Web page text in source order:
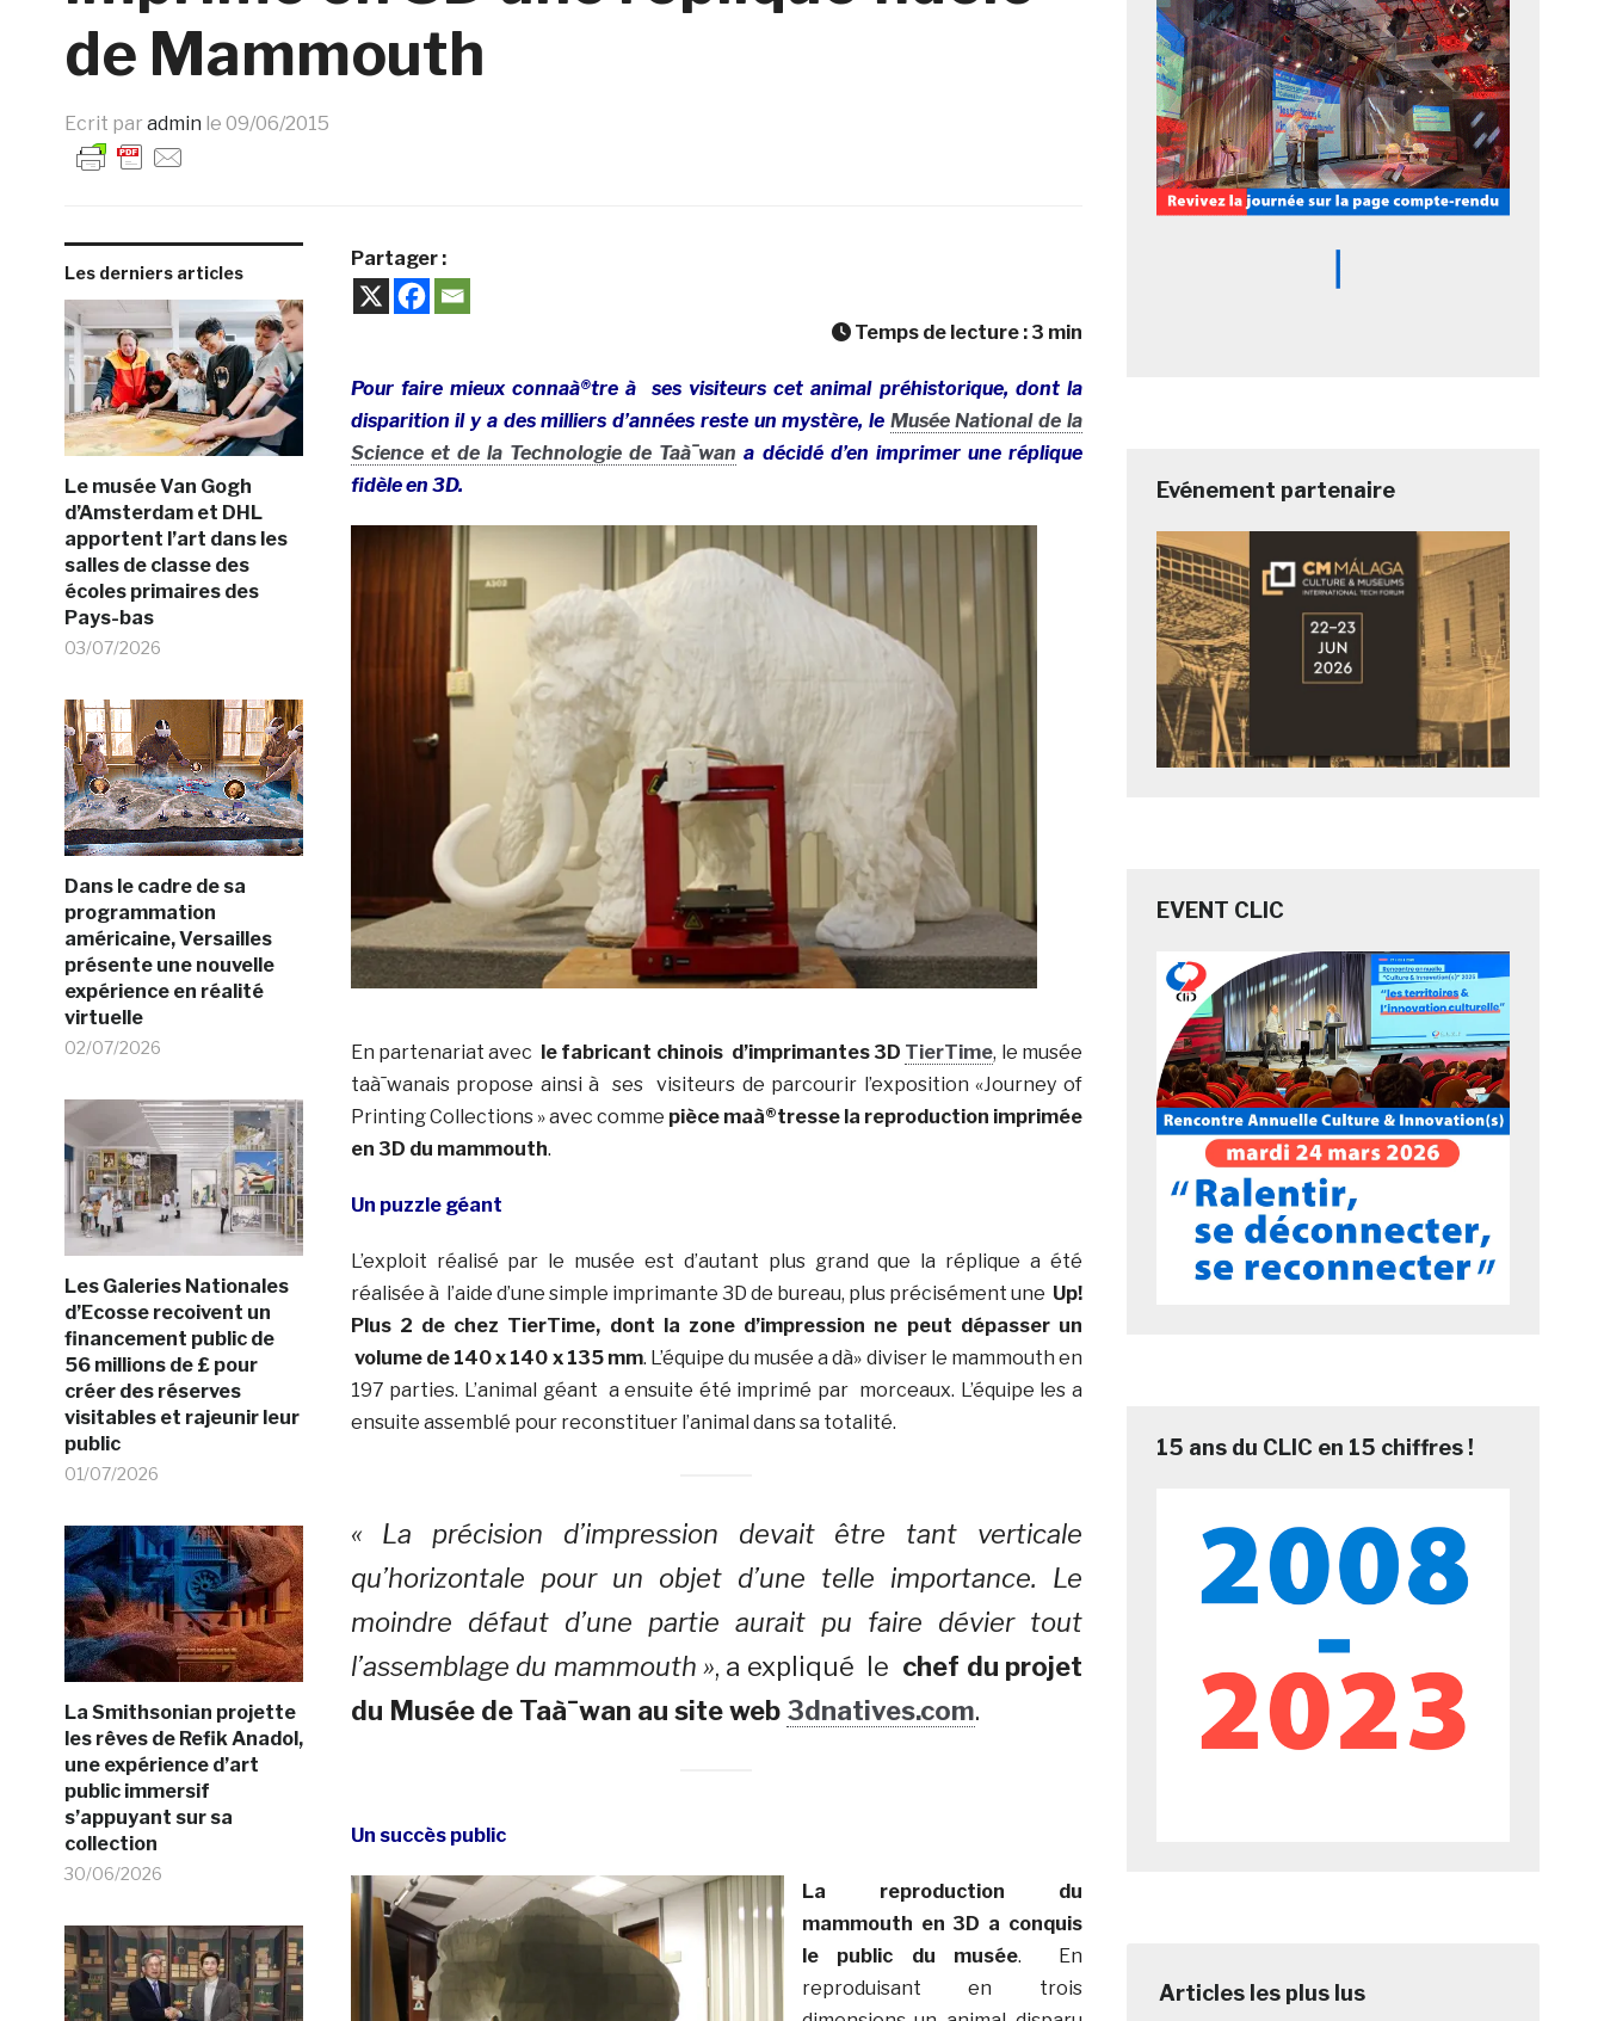
de Mammouth
Ecrit par admin le 09/06/2015
Les derniers articles
Le musée Van Gogh
d’Amsterdam et DHL
apportent l’art dans les
salles de classe des
écoles primaires des
Pays-bas
03/07/2026
Dans le cadre de sa
programmation
américaine, Versailles
présente une nouvelle
expérience en réalité
virtuelle
02/07/2026
Les Galeries Nationales
d’Ecosse recoivent un
financement public de
56 millions de £ pour
créer des réserves
visitables et rajeunir leur
public
01/07/2026
La Smithsonian projette
les rêves de Refik Anadol,
une expérience d’art
public immersif
s’appuyant sur sa
collection
30/06/2026
Partager :
Temps de lecture : 3 min
Pour faire mieux connaà®tre à ses visiteurs cet animal préhistorique, dont la
disparition il y a des milliers d’années reste un mystère, le Musée National de la
Science et de la Technologie de Taà¯wan a décidé d’en imprimer une réplique
fidèle en 3D.
En partenariat avec le fabricant chinois d’imprimantes 3D TierTime, le musée
taà¯wanais propose ainsi à ses visiteurs de parcourir l’exposition «Journey of
Printing Collections » avec comme pièce maà®tresse la reproduction imprimée
en 3D du mammouth.
Un puzzle géant
L’exploit réalisé par le musée est d’autant plus grand que la réplique a été
réalisée à l’aide d’une simple imprimante 3D de bureau, plus précisément une Up!
Plus 2 de chez TierTime, dont la zone d’impression ne peut dépasser un
volume de 140 x 140 x 135 mm. L’équipe du musée a dà» diviser le mammouth en
197 parties. L’animal géant a ensuite été imprimé par morceaux. L’équipe les a
ensuite assemblé pour reconstituer l’animal dans sa totalité.
« La précision d’impression devait être tant verticale
qu’horizontale pour un objet d’une telle importance. Le
moindre défaut d’une partie aurait pu faire dévier tout
l’assemblage du mammouth », a expliqué le chef du projet
du Musée de Taà¯wan au site web 3dnatives.com.
Un succès public
La reproduction du
mammouth en 3D a conquis
le public du musée. En
reproduisant en trois
Evénement partenaire
EVENT CLIC
15 ans du CLIC en 15 chiffres !